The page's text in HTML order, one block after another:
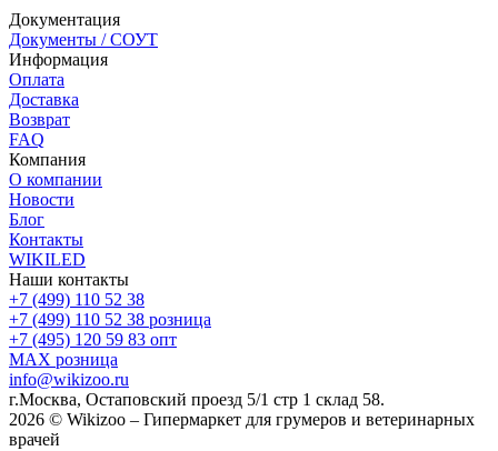
Документация
Документы / СОУТ
Информация
Оплата
Доставка
Возврат
FAQ
Компания
О компании
Новости
Блог
Контакты
WIKILED
Наши контакты
+7 (499) 110 52 38
+7 (499) 110 52 38 розница
+7 (495) 120 59 83 опт
MAX розница
info@wikizoo.ru
г.Москва, Остаповский проезд 5/1 стр 1 склад 58.
2026 © Wikizoo – Гипермаркет для грумеров и ветеринарных
врачей